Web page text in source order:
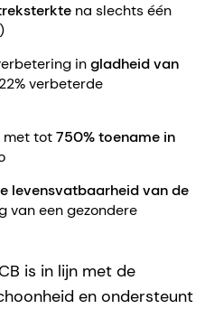
na slechts één
ingladheid van
verbeterde
met tot750% toename in
levensvatbaarheid van de
van een gezondere
is in lijn met de
en ondersteunt